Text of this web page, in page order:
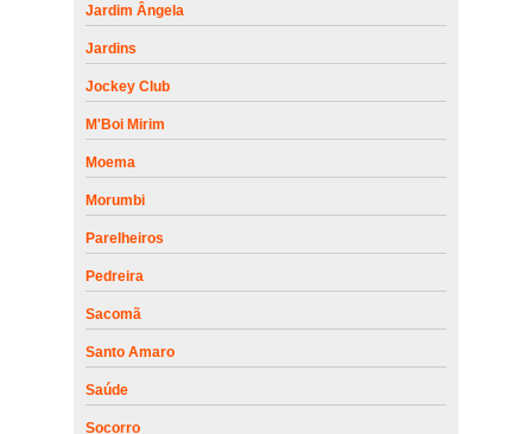
Jardim Ângela
Jardins
Jockey Club
M'Boi Mirim
Moema
Morumbi
Parelheiros
Pedreira
Sacomã
Santo Amaro
Saúde
Socorro